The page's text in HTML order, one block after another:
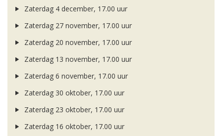
Zaterdag 4 december, 17.00 uur
Zaterdag 27 november, 17.00 uur
Zaterdag 20 november, 17.00 uur
Zaterdag 13 november, 17.00 uur
Zaterdag 6 november, 17.00 uur
Zaterdag 30 oktober, 17.00 uur
Zaterdag 23 oktober, 17.00 uur
Zaterdag 16 oktober, 17.00 uur